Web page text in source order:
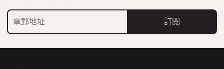
訂閱